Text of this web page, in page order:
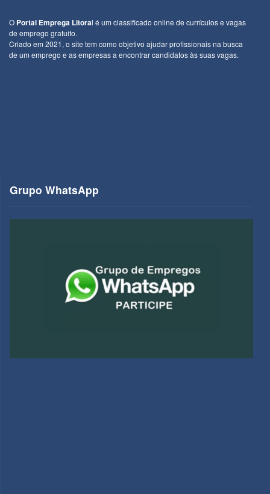
O Portal Emprega Litoral é um classificado online de currículos e vagas
de emprego gratuito.
Criado em 2021, o site tem como objetivo ajudar profissionais na busca
de um emprego e as empresas a encontrar candidatos às suas vagas.
Grupo WhatsApp